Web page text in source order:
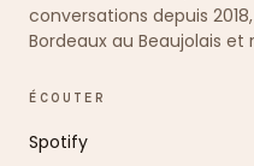
conversations depuis
Bordeaux au Beaujolais et
ÉCOUTER
Spotify